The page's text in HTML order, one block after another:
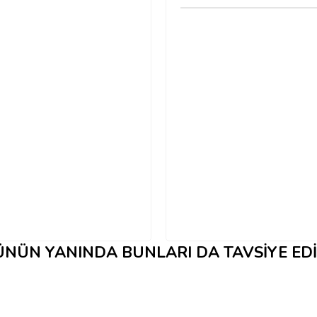
YANINDA BUNLARI DA TAVSIYE